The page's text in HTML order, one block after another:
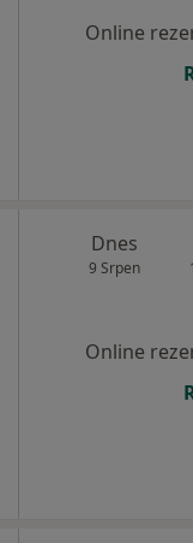
Online
Dnes
9 Srpen
Online